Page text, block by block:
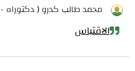
محمد طالب كدرو ( دكتوراه
الاقتباس